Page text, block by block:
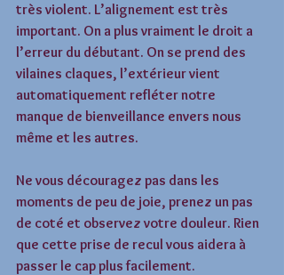
très violent. L’alignement est très
important. On a plus vraiment le droit a
l’erreur du débutant. On se prend des
vilaines claques, l’extérieur vient
automatiquement refléter notre
manque de bienveillance envers nous
même et les autres.
Ne vous découragez pas dans les
moments de peu de joie, prenez un pas
de coté et observez votre douleur. Rien
que cette prise de recul vous aidera à
passer le cap plus facilement.